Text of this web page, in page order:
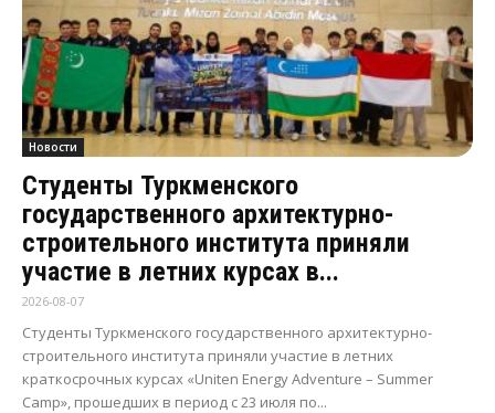
Новости
Студенты Туркменского
государственного архитектурно-
строительного института приняли
участие в летних курсах в...
2026-08-07
Студенты Туркменского государственного архитектурно-
строительного института приняли участие в летних
краткосрочных курсах «Uniten Energy Adventure – Summer
Camp», прошедших в период с 23 июля по...